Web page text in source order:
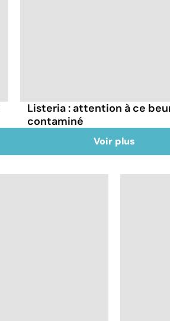
Listeria : attention à ce
contaminé
Voir plus